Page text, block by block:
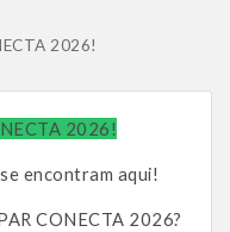
2026!
2026!
encontram aqui!
CONECTA 2026?